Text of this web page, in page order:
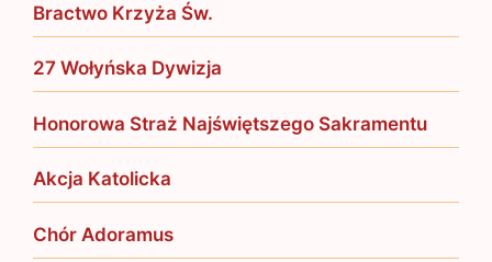
Bractwo Krzyża Św.
27 Wołyńska Dywizja
Honorowa Straż Najświętszego Sakramentu
Akcja Katolicka
Chór Adoramus